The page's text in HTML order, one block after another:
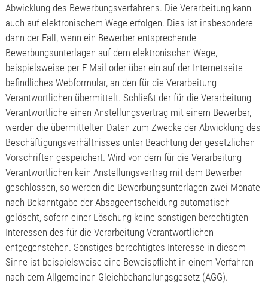
Abwicklung des Bewerbungsverfahrens. Die Verarbeitung kann
auch auf elektronischem Wege erfolgen. Dies ist insbesondere
dann der Fall, wenn ein Bewerber entsprechende
Bewerbungsunterlagen auf dem elektronischen Wege,
beispielsweise per E-Mail oder über ein auf der Internetseite
befindliches Webformular, an den für die Verarbeitung
Verantwortlichen übermittelt. Schließt der für die Verarbeitung
Verantwortliche einen Anstellungsvertrag mit einem Bewerber,
werden die übermittelten Daten zum Zwecke der Abwicklung des
Beschäftigungsverhältnisses unter Beachtung der gesetzlichen
Vorschriften gespeichert. Wird von dem für die Verarbeitung
Verantwortlichen kein Anstellungsvertrag mit dem Bewerber
geschlossen, so werden die Bewerbungsunterlagen zwei Monate
nach Bekanntgabe der Absageentscheidung automatisch
gelöscht, sofern einer Löschung keine sonstigen berechtigten
Interessen des für die Verarbeitung Verantwortlichen
entgegenstehen. Sonstiges berechtigtes Interesse in diesem
Sinne ist beispielsweise eine Beweispflicht in einem Verfahren
nach dem Allgemeinen Gleichbehandlungsgesetz (AGG).